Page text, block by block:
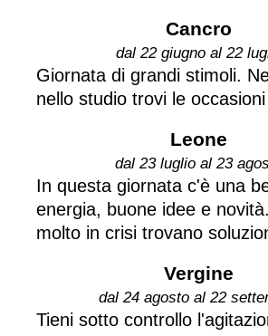
Cancro
dal 22 giugno al 22
Giornata di grandi stimoli.
nello studio trovi le
Leone
dal 23 luglio al 23
In questa giornata c'è una
energia, buone idee e
molto in crisi trovano
Vergine
dal 24 agosto al 22
Tieni sotto controllo